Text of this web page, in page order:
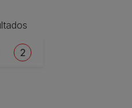
Current page
2